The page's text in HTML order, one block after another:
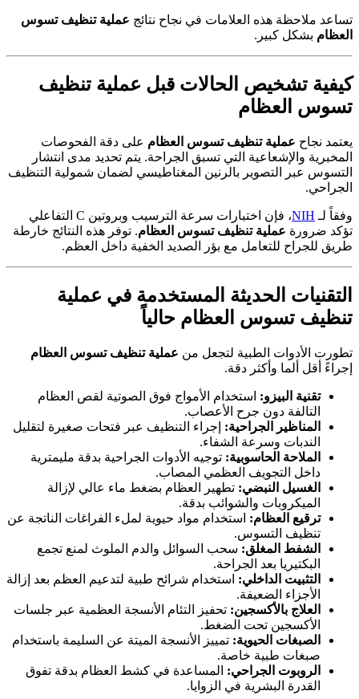
تساعد ملاحظة هذه العلامات في نجاح نتائج عملية تنظيف تسوس
العظام بشكل كبير.
كيفية تشخيص الحالات قبل عملية تنظيف
تسوس العظام
يعتمد نجاح عملية تنظيف تسوس العظام على دقة الفحوصات
المخبرية والإشعاعية التي تسبق الجراحة. يتم تحديد مدى انتشار
التسوس عبر التصوير بالرنين المغناطيسي لضمان شمولية التنظيف
الجراحي.
وفقاً لـ NIH
، فإن اختبارات سرعة الترسيب وبروتين C التفاعلي
تؤكد ضرورة عملية تنظيف تسوس العظام. توفر هذه النتائج خارطة
طريق للجراح للتعامل مع بؤر الصديد الخفية داخل العظم.
التقنيات الحديثة المستخدمة في عملية
تنظيف تسوس العظام حالياً
تطورت الأدوات الطبية لتجعل من عملية تنظيف تسوس العظام
إجراءً أقل ألما وأكثر دقة.
تقنية البيزو: استخدام الأمواج فوق الصوتية لقص العظام
التالفة دون جرح الأعصاب.
المناظير الجراحية: إجراء التنظيف عبر فتحات صغيرة لتقليل
الندبات وسرعة الشفاء.
الملاحة الحاسوبية: توجيه الأدوات الجراحية بدقة مليمترية
داخل التجويف العظمي المصاب.
الغسيل النبضي: تطهير العظام بضغط ماء عالي لإزالة
الميكروبات والشوائب بدقة.
ترقيع العظام: استخدام مواد حيوية لملء الفراغات الناتجة عن
تنظيف التسوس.
الشفط المغلق: سحب السوائل والدم الملوث لمنع تجمع
البكتيريا بعد الجراحة.
التثبيت الداخلي: استخدام شرائح طبية لتدعيم العظم بعد إزالة
الأجزاء الضعيفة.
العلاج بالأكسجين: تحفيز التئام الأنسجة العظمية عبر جلسات
الأكسجين تحت الضغط.
الصبغات الحيوية: تمييز الأنسجة الميتة عن السليمة باستخدام
صبغات طبية خاصة.
الروبوت الجراحي: المساعدة في كشط العظام بدقة تفوق
القدرة البشرية في الزوايا.